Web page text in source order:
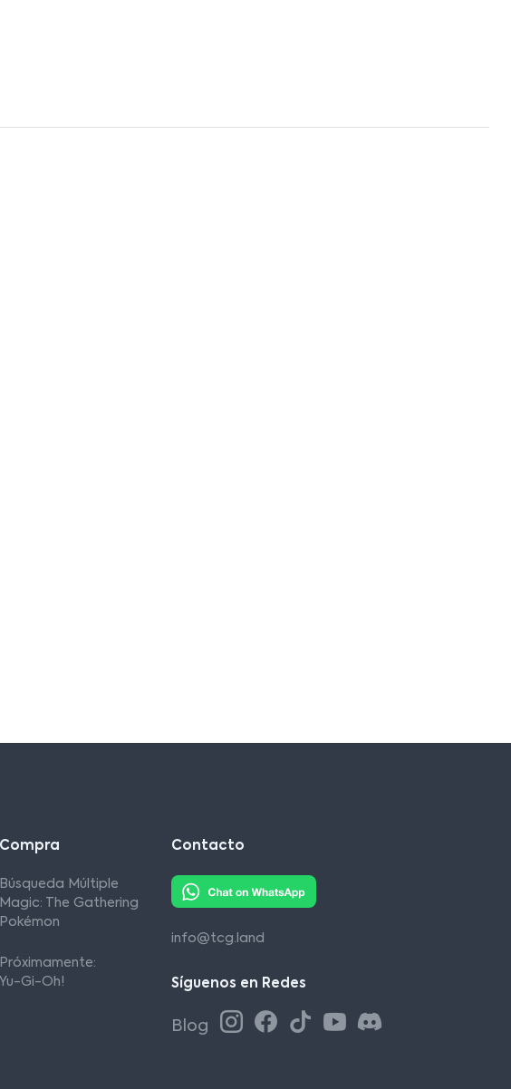
Compra
Búsqueda Múltiple
Magic: The Gathering
Pokémon
Próximamente:
Yu-Gi-Oh!
Contacto
info@tcg.land
Síguenos en Redes
Blog